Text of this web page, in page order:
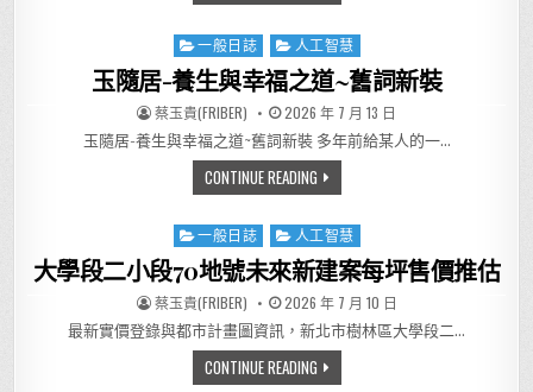
Posted in
一般日誌 人工智慧
玉隨居-養生與幸福之道~舊詞新裝
AUTHOR:
蔡玉貴(FRIBER) PUBLISHED DATE:
2026 年 7 月 13 日
玉隨居-養生與幸福之道~舊詞新裝 多年前給某人的一…
CONTINUE READING玉隨居-養生與幸福之道~舊詞新
Posted in
一般日誌 人工智慧
大學段二小段70地號未來新建案每坪售價推估
AUTHOR:
蔡玉貴(FRIBER) PUBLISHED DATE:
2026 年 7 月 10 日
最新實價登錄與都市計畫圖資訊，新北市樹林區大學段二…
CONTINUE READING大學段二小段70地號未來新建